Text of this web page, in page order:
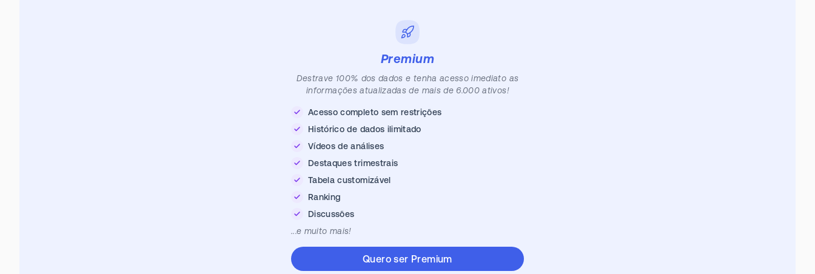
Premium
Destrave 100% dos dados e tenha acesso imediato as
informações atualizadas de mais de 6.000 ativos!
Acesso completo sem restrições
Histórico de dados ilimitado
Vídeos de análises
Destaques trimestrais
Tabela customizável
Ranking
Discussões
...e muito mais!
Quero ser Premium